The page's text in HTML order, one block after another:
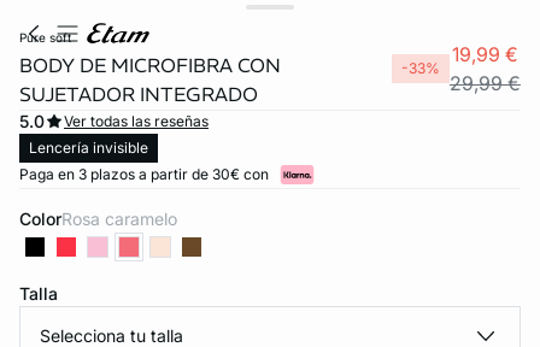
pure soft
BODY DE MICROFIBRA CON
SUJETADOR INTEGRADO
-33%
19,99 €
29,99 €
5.0
Ver todas las reseñas
Lencería invisible
Paga en 3 plazos a partir de 30€ con
Color rosa caramelo
Talla
Selecciona tu talla